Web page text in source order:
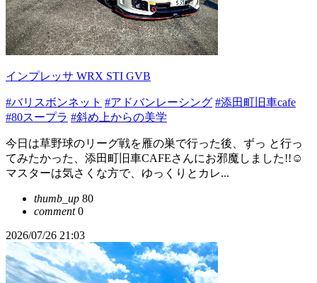
インプレッサ WRX STI GVB
#バリスボンネット #アドバンレーシング #添田町旧車cafe
#80スープラ #斜め上からの美学
今日は草野球のリーグ戦を雁の巣で行った後、ずっ と行っ
てみたかった、添田町旧車CAFEさんにお邪魔しました!!☺️
マスターは気さくな方で、ゆっくりとカレ...
thumb_up 80
comment0
2026/07/26 21:03